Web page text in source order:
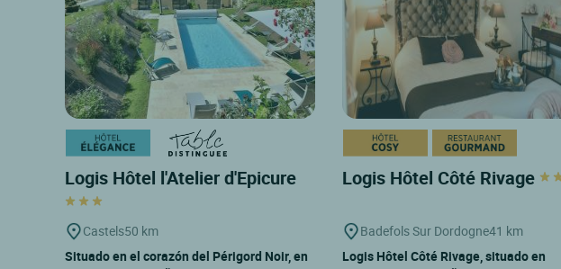
Logis Hôtel l'Atelier d'Epicure
Castels50 km
Situado en el corazón del Périgord Noir, en
Logis Hôtel Côté Rivage
Badefols Sur Dordogne41 km
Logis Hôtel Côté Rivage, situado en